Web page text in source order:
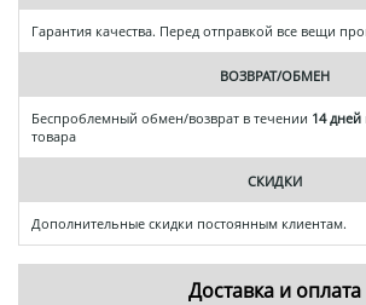
Гарантия качества. Перед отправкой все вещи
ВОЗВРАТ/ОБМЕН
Беспроблемный обмен/возврат в течении 14 дней
товара
СКИДКИ
Дополнительные скидки постоянным клиентам.
Доставка и оплата